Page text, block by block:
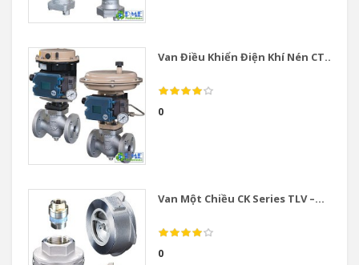
Van Điều Khiển Điện Khí Nén CT...
0
Van Một Chiều CK Series TLV –...
0